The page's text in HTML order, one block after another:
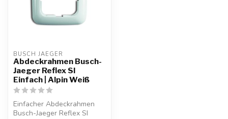
BUSCH JAEGER
Abdeckrahmen Busch-
Jaeger Reflex SI
Einfach | Alpin Weiß
Einfacher Abdeckrahmen
Busch-Jaeger Reflex SI